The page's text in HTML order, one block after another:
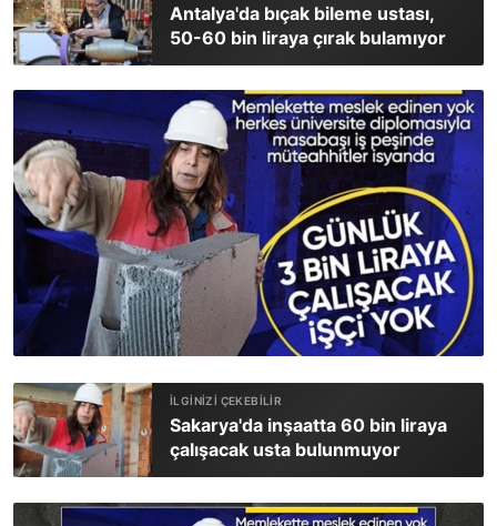
Antalya'da bıçak bileme ustası,
50-60 bin liraya çırak bulamıyor
Sakarya'da inşaatta 60 bin liraya
çalışacak usta bulunmuyor